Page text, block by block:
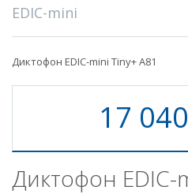
EDIC-mini
Диктофон EDIC-mini Tiny+ A81
17
Диктофон EDIC-